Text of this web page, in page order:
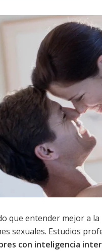
que entender mejor a
sexuales. Estudios
con inteligencia